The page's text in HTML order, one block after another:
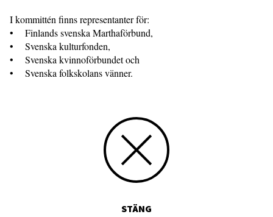
I kommittén finns representanter för:
• Finlands svenska Marthaförbund,
• Svenska kulturfonden,
• Svenska kvinnoförbundet och
• Svenska folkskolans vänner.
STÄNG